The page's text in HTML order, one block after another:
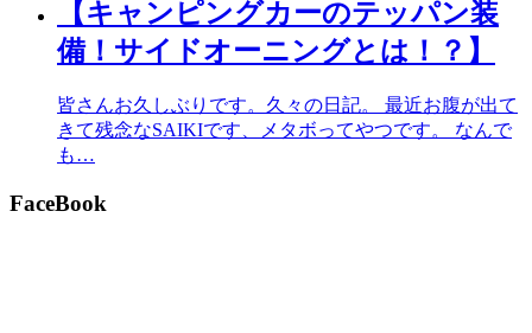
【キャンピングカーのテッパン装
備！サイドオーニングとは！？】
皆さんお久しぶりです。久々の日記。 最近お腹が出て
きて残念なSAIKIです、メタボってやつです。 なんで
も…
FaceBook